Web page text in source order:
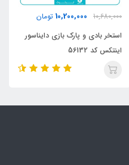
10,680,000
10,200,000 تومان
استخر بادی و پارک بازی دایناسور
اینتکس کد 56132